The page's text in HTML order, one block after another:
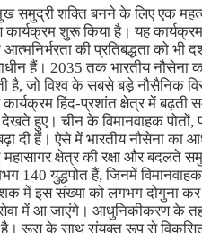
समुद्री शक्ति बनने के लिए एक
कार्यक्रम शुरू किया है। यह
की प्रतिबद्धता को भी
हैं। 2035 तक भारतीय
जो विश्व के सबसे बड़े नौसैनिक
कार्यक्रम हिंद-प्रशांत क्षेत्र में बढ़ती
हुए। चीन के विमानवाहक पोतों,
दी हैं। ऐसे में भारतीय नौसेना
महासागर क्षेत्र की रक्षा और
140 युद्धपोत हैं, जिनमें
में इस संख्या को लगभग दोगुना
में आ जाएंगे। आधुनिकीकरण के तहत
है। रूस के साथ संयुक्त रूप से